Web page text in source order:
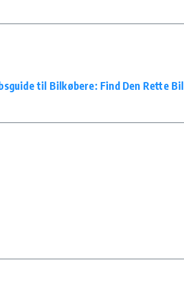
til Bilkøbere: Find Den Rette Bil